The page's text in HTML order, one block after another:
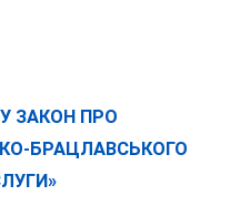
ЗАКОН ПРО
БРАЦЛАВСЬКОГО